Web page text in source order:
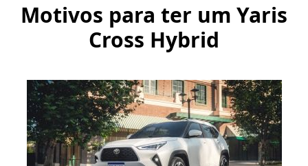
Motivos para ter um Yaris
Cross Hybrid